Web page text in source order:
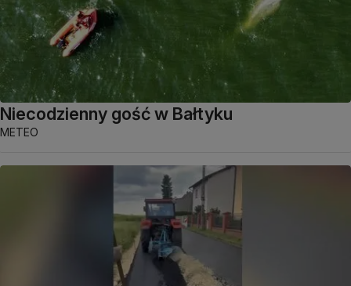
Niecodzienny gość w Bałtyku
METEO